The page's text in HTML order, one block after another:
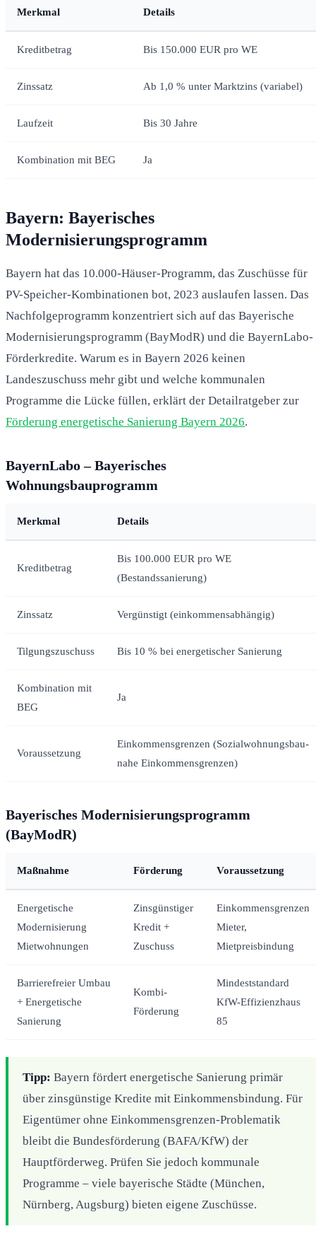
Merkmal Details
Kreditbetrag Bis 150.000 EUR pro WE
Zinssatz Ab 1,0 % unter Marktzins (variabel)
Laufzeit Bis 30 Jahre
Kombination mit BEG Ja
Bayern: Bayerisches
Modernisierungsprogramm
Bayern hat das 10.000-Häuser-Programm, das Zuschüsse für
PV-Speicher-Kombinationen bot, 2023 auslaufen lassen. Das
Nachfolgeprogramm konzentriert sich auf das Bayerische
Modernisierungsprogramm (BayModR) und die BayernLabo-
Förderkredite. Warum es in Bayern 2026 keinen
Landeszuschuss mehr gibt und welche kommunalen
Programme die Lücke füllen, erklärt der Detailratgeber zur
Förderung energetische Sanierung Bayern 2026.
BayernLabo – Bayerisches
Wohnungsbauprogramm
Merkmal Details
Kreditbetrag
Bis 100.000 EUR pro WE
(Bestandssanierung)
Zinssatz Vergünstigt (einkommensabhängig)
Tilgungszuschuss Bis 10 % bei energetischer Sanierung
Kombination mit
BEG
Ja
Voraussetzung
Einkommensgrenzen (Sozialwohnungsbau-
nahe Einkommensgrenzen)
Bayerisches Modernisierungsprogramm
(BayModR)
Maßnahme Förderung Voraussetzung
Energetische
Modernisierung
Mietwohnungen
Zinsgünstiger
Kredit +
Zuschuss
Einkommensgrenzen
Mieter,
Mietpreisbindung
Barrierefreier Umbau
+ Energetische
Sanierung
Kombi-
Förderung
Mindeststandard
KfW-Effizienzhaus
85
Tipp: Bayern fördert energetische Sanierung primär
über zinsgünstige Kredite mit Einkommensbindung. Für
Eigentümer ohne Einkommensgrenzen-Problematik
bleibt die Bundesförderung (BAFA/KfW) der
Hauptförderweg. Prüfen Sie jedoch kommunale
Programme – viele bayerische Städte (München,
Nürnberg, Augsburg) bieten eigene Zuschüsse.